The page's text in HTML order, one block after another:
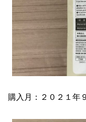
購入月：２０２１年